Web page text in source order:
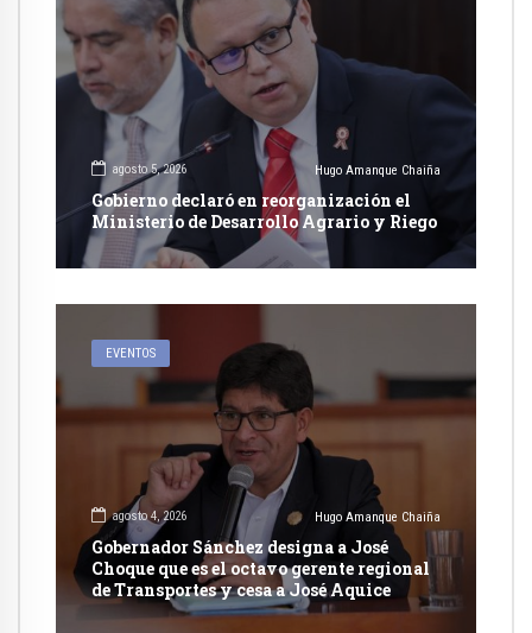
agosto 5, 2026 Hugo Amanque Chaiña
Gobierno declaró en reorganización el
Ministerio de Desarrollo Agrario y Riego
EVENTOS
agosto 4, 2026 Hugo Amanque Chaiña
Gobernador Sánchez designa a José
Choque que es el octavo gerente regional
de Transportes y cesa a José Aquice